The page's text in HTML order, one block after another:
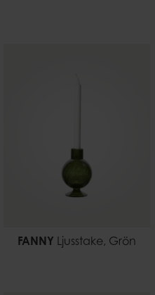
FANNY Ljusstake, Grön